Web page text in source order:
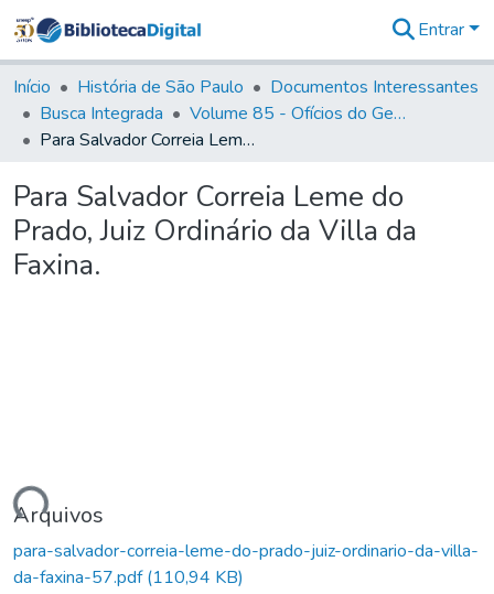
&
Coleções
Tudo na
Biblioteca
Estatísticas
Entrar
Início História de São Paulo
Documentos Interessantes
Busca Integrada
Volume 85 - Ofícios do General Francisco da Cunha Menezes (Governador da Capitania): 1782- 1786
Para Salvador Correia Leme do Prado, Juiz Ordinário da Villa da Faxina.
Para Salvador Correia Leme do
Prado, Juiz Ordinário da Villa da
Faxina.
Arquivos
para-salvador-correia-leme-do-prado-juiz-ordinario-da-villa-
da-faxina-57.pdf(110,94 KB)